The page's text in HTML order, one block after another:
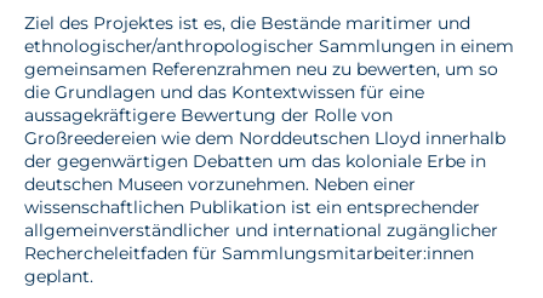
Ziel des Projektes ist es, die Bestände maritimer und
ethnologischer/anthropologischer Sammlungen in einem
gemeinsamen Referenzrahmen neu zu bewerten, um so
die Grundlagen und das Kontextwissen für eine
aussagekräftigere Bewertung der Rolle von
Großreedereien wie dem Norddeutschen Lloyd innerhalb
der gegenwärtigen Debatten um das koloniale Erbe in
deutschen Museen vorzunehmen. Neben einer
wissenschaftlichen Publikation ist ein entsprechender
allgemeinverständlicher und international zugänglicher
Rechercheleitfaden für Sammlungsmitarbeiter:innen
geplant.